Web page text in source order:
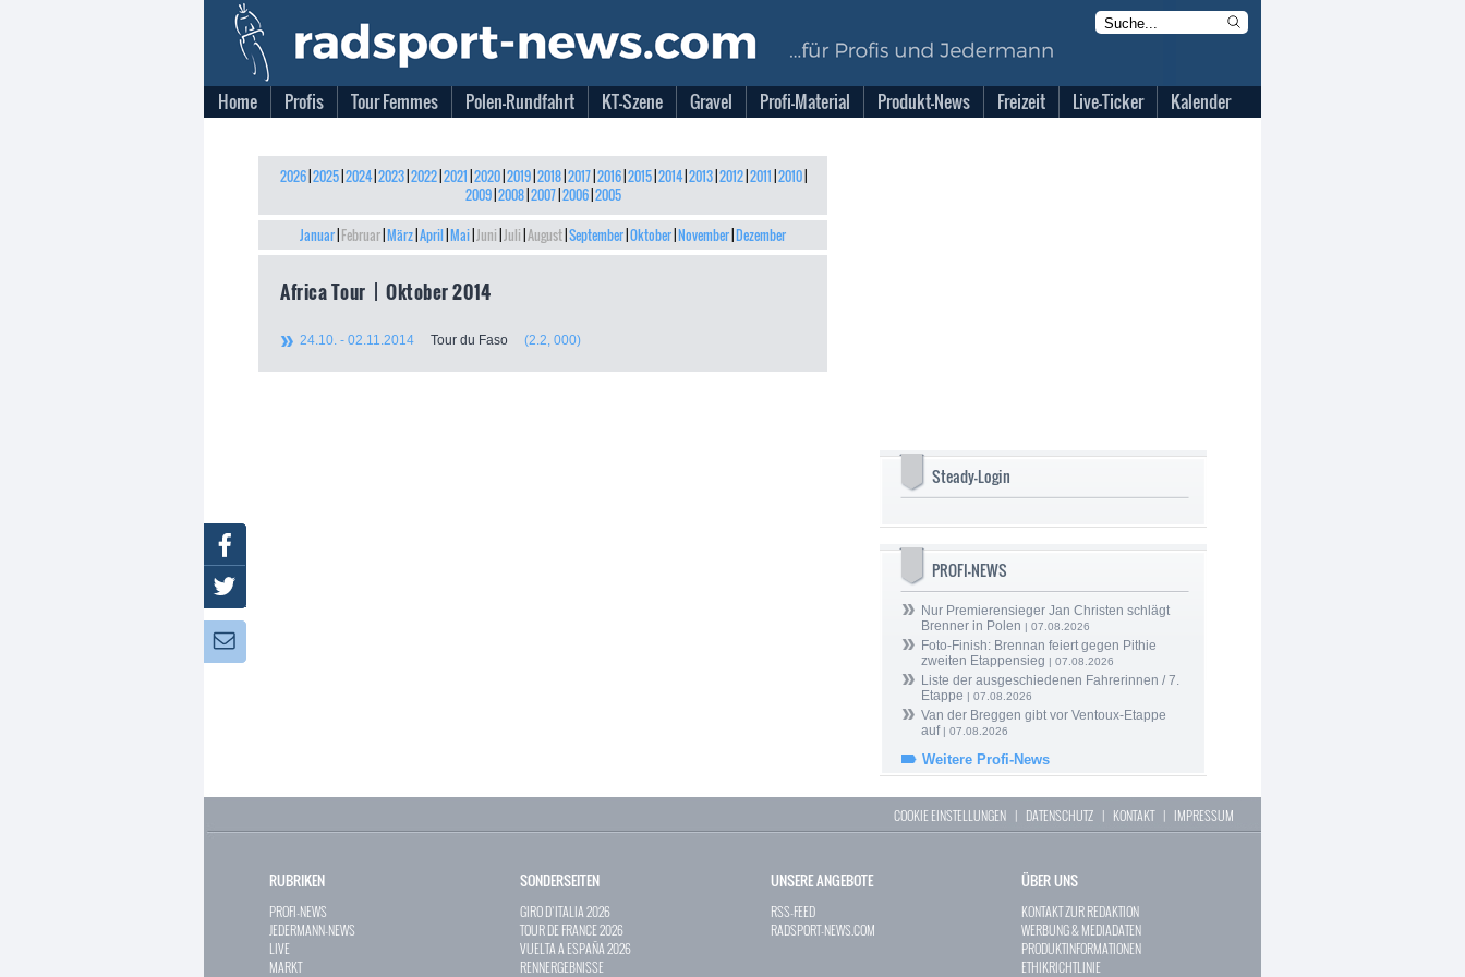
Home Profis Tour Femmes Polen-Rundfahrt KT-Szene Gravel Profi-Material Produkt-News Freizeit Live-Ticker Kalender
2026| 2025| 2024| 2023| 2022| 2021 2020| 2019| 2018| 2017| 2016| 2015| 2014| 2013| 2012| 2011 2010|
2009| 2008| 2007| 2006| 2005
Januar Februar März April Mai Juni Juli August September Oktober November Dezember
Africa Tour | Oktober 2014
24.10. - 02.11.2014 Tour du Faso (2.2, 000)
Steady-Login
PROFI-NEWS
Nur Premierensieger Jan Christen schlägt
Brenner in Polen | 07.08.2026
Foto-Finish: Brennan feiert gegen Pithie
zweiten Etappensieg | 07.08.2026
Liste der ausgeschiedenen Fahrerinnen / 7.
Etappe | 07.08.2026
Van der Breggen gibt vor Ventoux-Etappe
auf| 07.08.2026
Weitere Profi-News
COOKIE EINSTELLUNGEN | DATENSCHUTZ | KONTAKT| IMPRESSUM
RUBRIKEN
PROFI-NEWS
JEDERMANN-NEWS
LIVE
MARKT
SONDERSEITEN
GIRO D`ITALIA 2026
TOUR DE FRANCE 2026
VUELTA A ESPAÑA 2026
RENNERGEBNISSE
UNSERE ANGEBOTE
RSS-FEED
RADSPORT-NEWS.COM
ÜBER UNS
KONTAKT ZUR REDAKTION
WERBUNG & MEDIADATEN
PRODUKTINFORMATIONEN
ETHIKRICHTLINIE